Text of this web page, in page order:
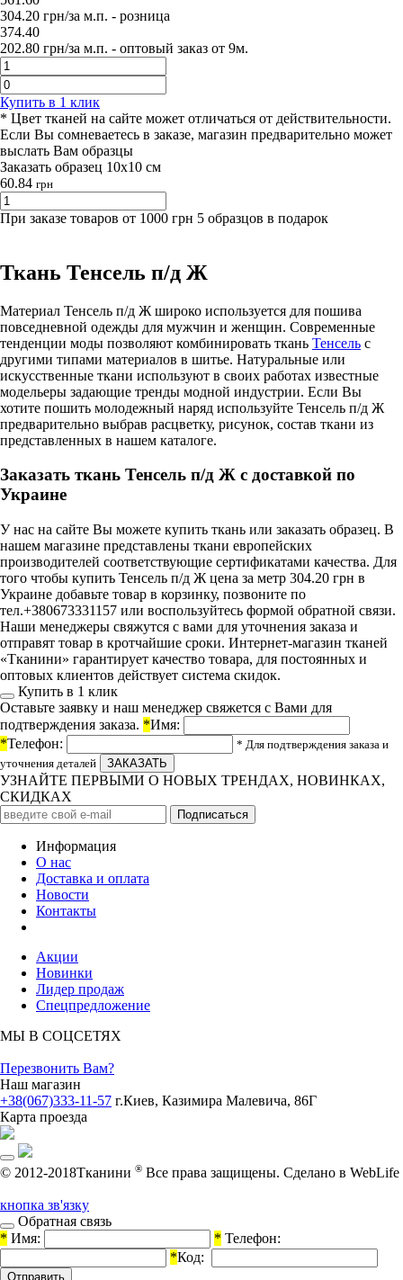
304.20 грн/за м.п. - розница
374.40
202.80 грн/за м.п. - оптовый заказ от 9м.
Купить в 1 клик
* Цвет тканей на сайте может отличаться от действительности.
Если Вы сомневаетесь в заказе, магазин предварительно может
выслать Вам образцы
Заказать образец 10х10 см
60.84 грн
При заказе товаров от 1000 грн 5 образцов в подарок
Ткань Тенсель п/д Ж
Материал Тенсель п/д Ж широко используется для пошива
повседневной одежды для мужчин и женщин. Современные
тенденции моды позволяют комбинировать ткань Тенсель с
другими типами материалов в шитье. Натуральные или
искусственные ткани используют в своих работах известные
модельеры задающие тренды модной индустрии. Если Вы
хотите пошить молодежный наряд используйте Тенсель п/д Ж
предварительно выбрав расцветку, рисунок, состав ткани из
представленных в нашем каталоге.
Заказать ткань Тенсель п/д Ж с доставкой по
Украине
У нас на сайте Вы можете купить ткань или заказать образец. В
нашем магазине представлены ткани европейских
производителей соответствующие сертификатами качества. Для
того чтобы купить Тенсель п/д Ж цена за метр 304.20 грн в
Украине добавьте товар в корзинку, позвоните по
тел.+380673331157 или воспользуйтесь формой обратной связи.
Наши менеджеры свяжутся с вами для уточнения заказа и
отправят товар в кротчайшие сроки. Интернет-магазин тканей
«Тканини» гарантирует качество товара, для постоянных и
оптовых клиентов действует система скидок.
Купить в 1 клик
Оставьте заявку и наш менеджер свяжется с Вами для
подтверждения заказа. *Имя:
*Телефон:
* Для подтверждения заказа и
уточнения деталей
УЗНАЙТЕ ПЕРВЫМИ О НОВЫХ ТРЕНДАХ, НОВИНКАХ,
СКИДКАХ
Информация
О нас
Доставка и оплата
Новости
Контакты
Акции
Новинки
Лидер продаж
Спецпредложение
МЫ В СОЦСЕТЯХ
Перезвонить Вам?
Наш магазин
+38(067)333-11-57 г.Киев, Казимира Малевича, 86Г
Карта проезда
© 2012-2018Тканини ® Все права защищены. Cделано в WebLife
кнопка зв'язку
Обратная связь
* Имя: * Телефон:
*Код: